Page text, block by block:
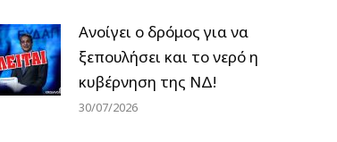
Ανοίγει ο δρόμος για να
ξεπουλήσει και το νερό η
κυβέρνηση της ΝΔ!
30/07/2026